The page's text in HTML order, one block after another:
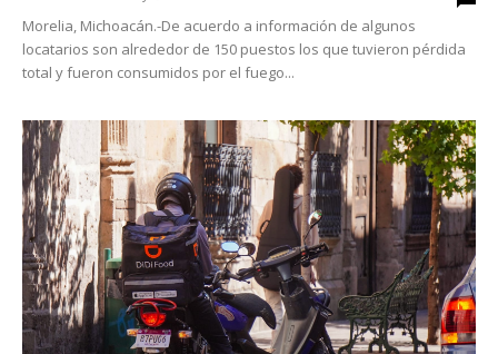
Morelia, Michoacán.-De acuerdo a información de algunos
locatarios son alrededor de 150 puestos los que tuvieron pérdida
total y fueron consumidos por el fuego...